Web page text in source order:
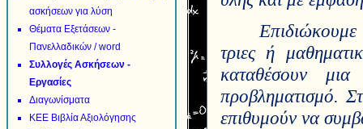
ασκήσεων για λύση
Θέματα Εξετάσεων -
Πανελλαδικών / word
Συλλογές Ασκήσεων -
Εργασίες
Διαγωνίσματα
ΚΕΕ Βιβλία Αξιολόγησης
τριες ή
καταθέσουν
προβληματισμό.
επιθυμούν να